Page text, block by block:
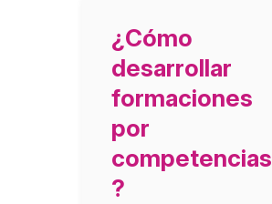
¿Cómo
desarrollar
formaciones
por
competencias
?